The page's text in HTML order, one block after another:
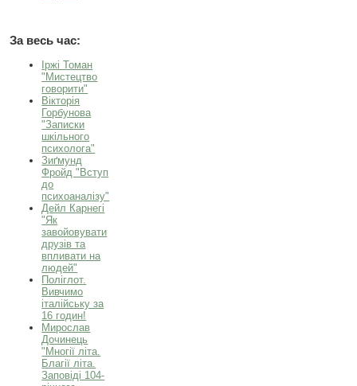
За весь час:
Іржі Томан
"Мистецтво
говорити"
Вікторія
Горбунова
"Записки
шкільного
психолога"
Зиґмунд
Фройд "Вступ
до
психоаналізу"
Дейл Карнегі
"Як
завойовувати
друзів та
впливати на
людей"
Поліглот.
Вивчимо
італійську за
16 годин!
Мирослав
Дочинець
"Многії літа.
Благії літа.
Заповіді 104-